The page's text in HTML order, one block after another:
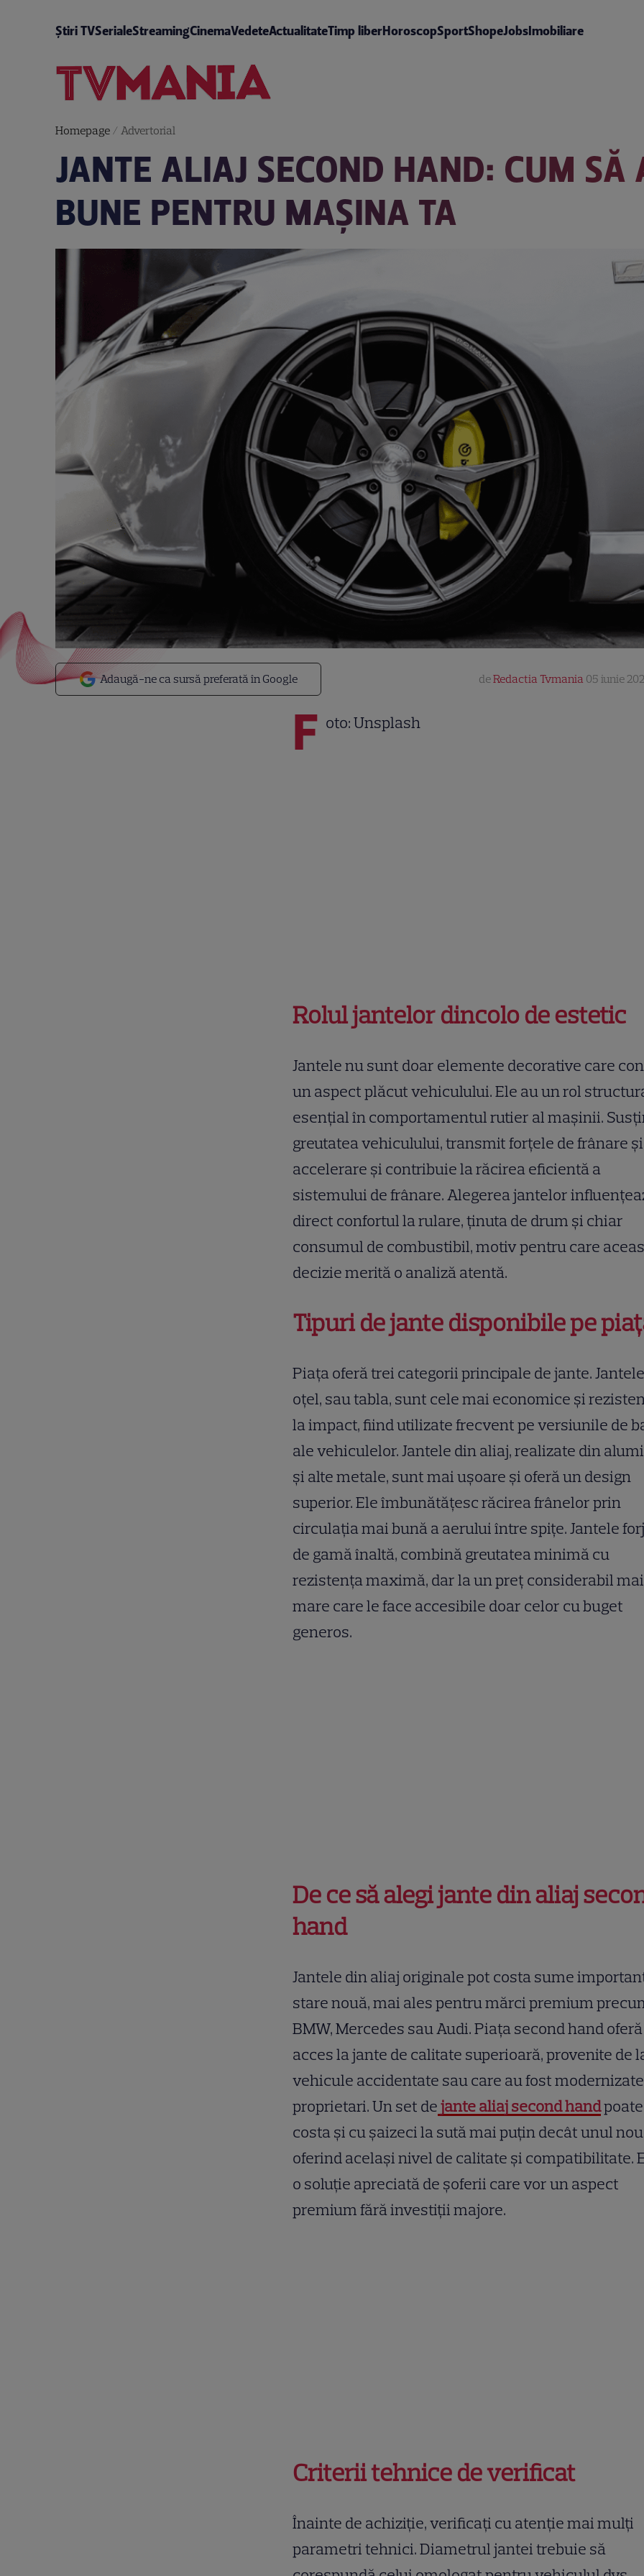
Știri TVSerialeStreamingCinemaVedeteActualitateTimp liberHoroscopSportShopeJobsImobiliare
Homepage/ Advertorial
JANTE ALIAJ SECOND HAND: CUM SĂ
BUNE PENTRU MAȘINA TA
Adaugă-ne ca sursă preferată în Google deRedactia Tvmania 05 iunie
F oto: Unsplash
Rolul jantelor dincolo de estetic
Jantele nu sunt doar elemente decorative care
un aspect plăcut vehiculului. Ele au un rol
esențial în comportamentul rutier al mașinii.
greutatea vehiculului, transmit forțele de frânare și
accelerare și contribuie la răcirea eficientă a
sistemului de frânare. Alegerea jantelor
direct confortul la rulare, ținuta de drum și chiar
consumul de combustibil, motiv pentru care
decizie merită o analiză atentă.
Tipuri de jante disponibile pe
Piața oferă trei categorii principale de jante.
oțel, sau tabla, sunt cele mai economice și
la impact, fiind utilizate frecvent pe versiunile de
ale vehiculelor. Jantele din aliaj, realizate din
și alte metale, sunt mai ușoare și oferă un design
superior. Ele îmbunătățesc răcirea frânelor prin
circulația mai bună a aerului între spițe. Jantele
de gamă înaltă, combină greutatea minimă cu
rezistența maximă, dar la un preț considerabil mai
mare care le face accesibile doar celor cu buget
generos.
De ce să alegi jante din aliaj
hand
Jantele din aliaj originale pot costa sume
stare nouă, mai ales pentru mărci premium
BMW, Mercedes sau Audi. Piața second hand oferă
acces la jante de calitate superioară, provenite de
vehicule accidentate sau care au fost
proprietari. Un set dejante aliaj second handpoate
costa și cu șaizeci la sută mai puțin decât unul
oferind același nivel de calitate și compatibilitate.
o soluție apreciată de șoferii care vor un aspect
premium fără investiții majore.
Criterii tehnice de verificat
Înainte de achiziție, verificați cu atenție mai mulți
parametri tehnici. Diametrul jantei trebuie să